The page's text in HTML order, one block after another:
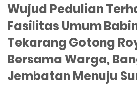
Wujud Pedulian
Fasilitas Umum
Tekarang Gotong
Bersama Warga,
Jembatan Menuju